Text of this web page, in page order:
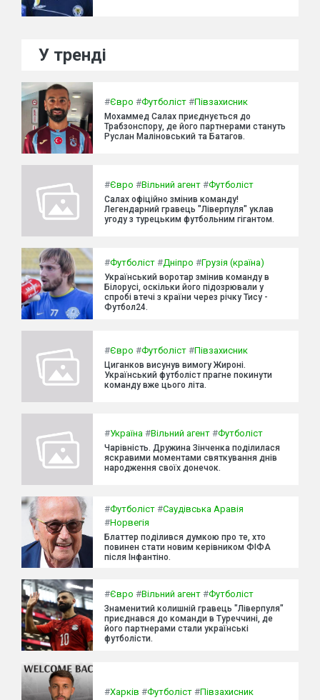
У тренді
#Євро #Футболіст #Півзахисник
Мохаммед Салах приєднується до
Трабзонспору, де його партнерами стануть
Руслан Маліновський та Батагов.
#Євро #Вільний агент #Футболіст
Салах офіційно змінив команду!
Легендарний гравець "Ліверпуля" уклав
угоду з турецьким футбольним гігантом.
#Футболіст #Дніпро #Грузія (країна)
Український воротар змінив команду в
Білорусі, оскільки його підозрювали у
спробі втечі з країни через річку Тису -
Футбол24.
#Євро #Футболіст #Півзахисник
Циганков висунув вимогу Жироні.
Український футболіст прагне покинути
команду вже цього літа.
#Україна #Вільний агент #Футболіст
Чарівність. Дружина Зінченка поділилася
яскравими моментами святкування днів
народження своїх донечок.
#Футболіст #Саудівська Аравія
#Норвегія
Блаттер поділився думкою про те, хто
повинен стати новим керівником ФІФА
після Інфантіно.
#Євро #Вільний агент #Футболіст
Знаменитий колишній гравець "Ліверпуля"
приєднався до команди в Туреччині, де
його партнерами стали українські
футболісти.
#Харків #Футболіст #Півзахисник